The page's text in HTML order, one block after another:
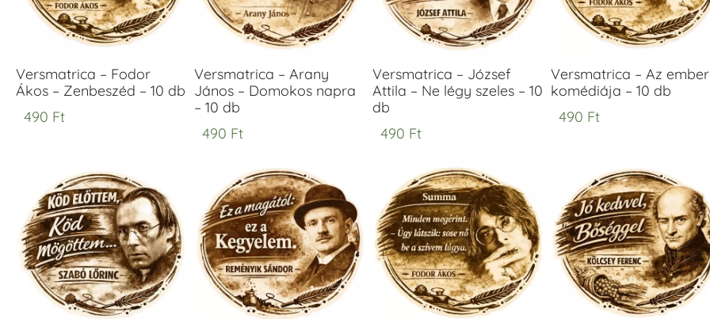
Versmatrica – Fodor
Ákos – Zenbeszéd – 10 db
490 Ft
Versmatrica – Arany
János – Domokos napra
– 10 db
490 Ft
Versmatrica – József
Attila – Ne légy szeles – 10
db
490 Ft
Versmatrica – Az ember
komédiája – 10 db
490 Ft